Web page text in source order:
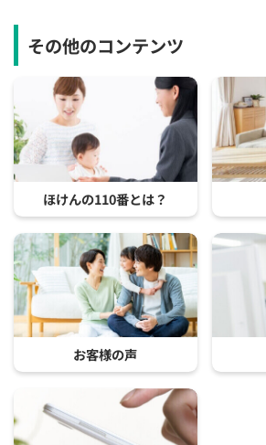
その他のコンテンツ
ほけんの110番とは？
お客様の声